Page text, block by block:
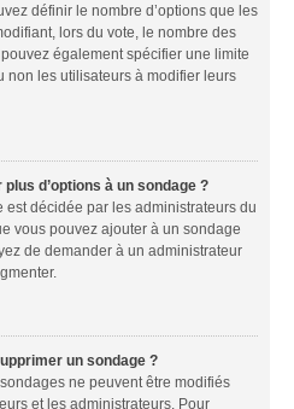
définir le nombre d’options que les
lors du vote, le nombre des
également spécifier une limite
non les utilisateurs à modifier leurs
d’options à un sondage ?
est décidée par les administrateurs du
vous pouvez ajouter à un sondage
de demander à un administrateur
un sondage ?
ne peuvent être modifiés
et les administrateurs. Pour